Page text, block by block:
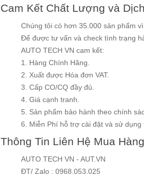
Cam Kết Chất Lượng và
Chúng tôi có hơn 35.000 sản phẩm
Để được tư vấn và check tình trạng
AUTO TECH VN cam kết:
1. Hàng Chính Hãng.
2. Xuất được Hóa đơn VAT.
3. Cấp CO/CQ đầy đủ.
4. Giá cạnh tranh.
5. Sản phẩm bảo hành theo chính
6. Miễn Phí hỗ trợ cài đặt và sử dụng
Thông Tin Liên Hệ Mua Hàng
AUTO TECH VN - AUT.VN
ĐT/ Zalo : 0968.053.025